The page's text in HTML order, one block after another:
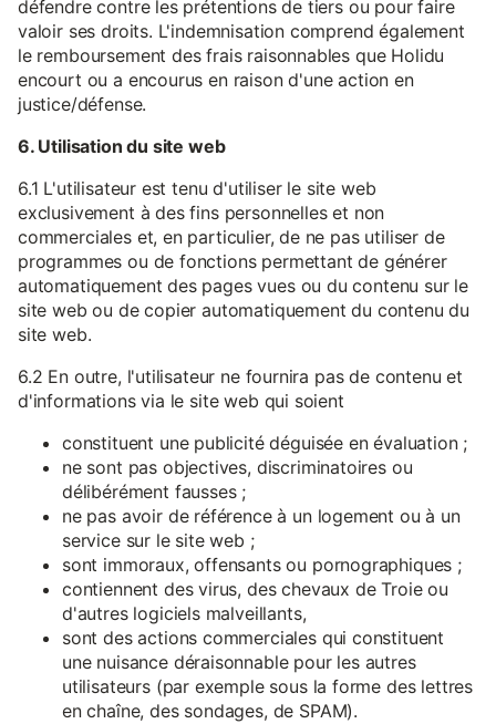
défendre contre les prétentions de tiers ou pour faire
valoir ses droits. L'indemnisation comprend également
le remboursement des frais raisonnables que Holidu
encourt ou a encourus en raison d'une action en
justice/défense.
6. Utilisation du site web
6.1 L'utilisateur est tenu d'utiliser le site web
exclusivement à des fins personnelles et non
commerciales et, en particulier, de ne pas utiliser de
programmes ou de fonctions permettant de générer
automatiquement des pages vues ou du contenu sur le
site web ou de copier automatiquement du contenu du
site web.
6.2 En outre, l'utilisateur ne fournira pas de contenu et
d'informations via le site web qui soient
constituent une publicité déguisée en évaluation ;
ne sont pas objectives, discriminatoires ou
délibérément fausses ;
ne pas avoir de référence à un logement ou à un
service sur le site web ;
sont immoraux, offensants ou pornographiques ;
contiennent des virus, des chevaux de Troie ou
d'autres logiciels malveillants,
sont des actions commerciales qui constituent
une nuisance déraisonnable pour les autres
utilisateurs (par exemple sous la forme des lettres
en chaîne, des sondages, de SPAM).